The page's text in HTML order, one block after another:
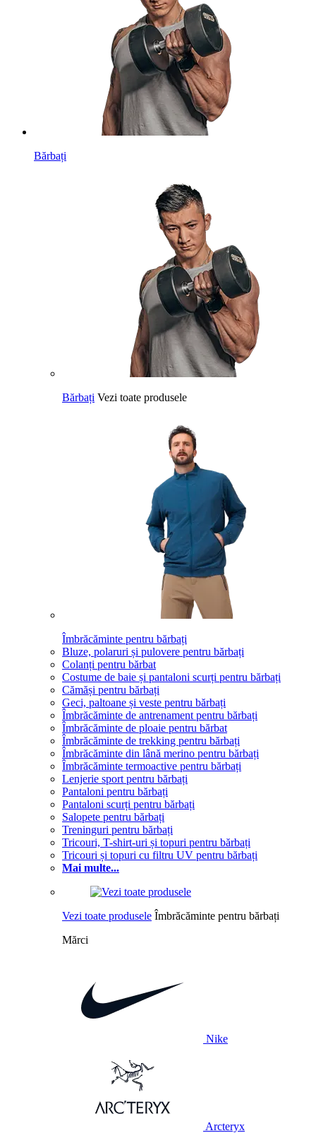
Bărbați
Bărbați Vezi toate produsele
Îmbrăcăminte pentru bărbați
Bluze, polaruri și pulovere pentru bărbați
Colanți pentru bărbat
Costume de baie și pantaloni scurți pentru bărbați
Cămăși pentru bărbați
Geci, paltoane și veste pentru bărbați
Îmbrăcăminte de antrenament pentru bărbați
Îmbrăcăminte de ploaie pentru bărbat
Îmbrăcăminte de trekking pentru bărbați
Îmbrăcăminte din lână merino pentru bărbați
Îmbrăcăminte termoactive pentru bărbați
Lenjerie sport pentru bărbați
Pantaloni pentru bărbați
Pantaloni scurți pentru bărbați
Salopete pentru bărbați
Treninguri pentru bărbați
Tricouri, T-shirt-uri și topuri pentru bărbați
Tricouri și topuri cu filtru UV pentru bărbați
Mai multe...
Vezi toate produsele Îmbrăcăminte pentru bărbați
Mărci
Nike
Arcteryx